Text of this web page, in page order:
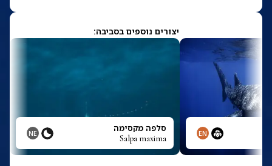
יצורים נוספים בסביבה:
EN סלפה מקסימה
Salpa maxima
NE